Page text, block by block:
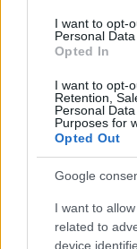
I want to opt-
Personal
Opted In
I want to opt-
Retention,
Personal
Purposes for
Opted Out
Google
I want to
related to
device
Continua a
LIFESTYLE